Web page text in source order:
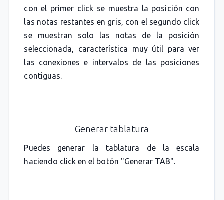
con el primer click se muestra la posición con
las notas restantes en gris, con el segundo click
se muestran solo las notas de la posición
seleccionada, característica muy útil para ver
las conexiones e intervalos de las posiciones
contiguas.
Generar tablatura
Puedes generar la tablatura de la escala
haciendo click en el botón "Generar TAB".